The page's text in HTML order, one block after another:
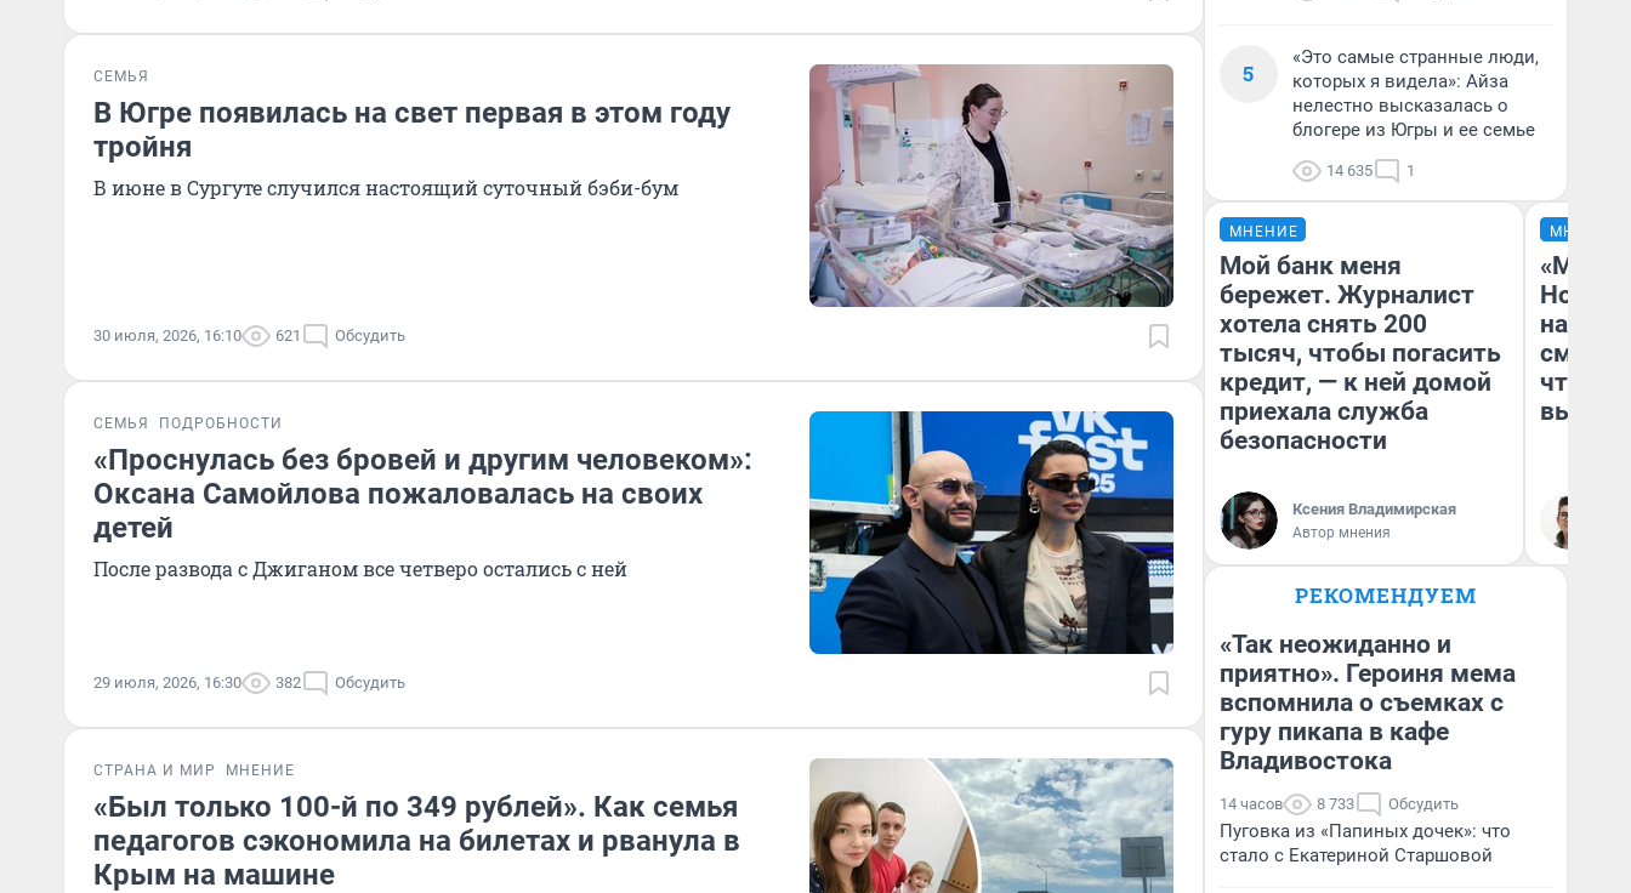
СЕМЬЯ
В Югре появилась на свет первая в этом году
тройня
В июне в Сургуте случился настоящий суточный бэби-бум
30 июля, 2026, 16:10 621 Обсудить
СЕМЬЯ ПОДРОБНОСТИ
«Проснулась без бровей и другим человеком»:
Оксана Самойлова пожаловалась на своих
детей
После развода с Джиганом все четверо остались с ней
29 июля, 2026, 16:30 382 Обсудить
СТРАНА И МИР МНЕНИЕ
«Был только 100-й по 349 рублей». Как семья
педагогов сэкономила на билетах и рванула в
Крым на машине
5
«Это самые странные люди,
которых я видела»: Айза
нелестно высказалась о
блогере из Югры и ее семье
14 635 1
МНЕНИЕ
Мой банк меня
бережет. Журналист
хотела снять 200
тысяч, чтобы погасить
кредит, — к ней домой
приехала служба
безопасности
Ксения Владимирская
Автор мнения
МНЕНИЕ
«Мы
чтобы
РЕКОМЕНДУЕМ
«Так неожиданно и
приятно». Героиня мема
вспомнила о съемках с
гуру пикапа в кафе
Владивостока
14 часов 8 733 Обсудить
Пуговка из «Папиных дочек»: что
стало с Екатериной Старшовой